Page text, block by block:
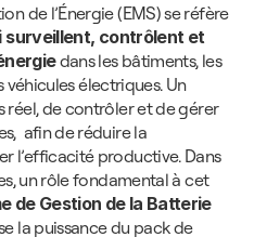
de l’Énergie (EMS) se réfère
surveillent, contrôlent et
dans les bâtiments, les
électriques. Un
réel, de contrôler et de gérer
afin de réduire la
l’efficacité productive. Dans
un rôle fondamental à cet
de Gestion de la Batterie
la puissance du pack de